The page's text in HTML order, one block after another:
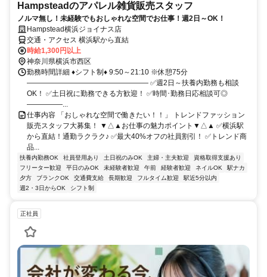
Hampsteadのアパレル雑貨販売スタッフ
ノルマ無し！未経験でもおしゃれな空間でお仕事！週2日～OK！
Hampstead横浜ジョイナス店
交通・アクセス 横浜駅から直結
時給1,300円以上
神奈川県横浜市西区
勤務時間詳細 ♦シフト制♦ 9:50～21:10 ※休憩75分
――――――――――――――――― ✅週2日～扶養内勤務も相談
OK！ ✅土日祝に勤務できる方歓迎！ ✅時間･勤務日応相談可◎
―――――...
仕事内容 「おしゃれな空間で働きたい！！」 トレンドファッション
販売スタッフ大募集！ ▼△▲お仕事の魅力ポイント▼△▲ ✅横浜駅
から直結！通勤ラクラク♪ ✅最大40%オフの社員割引！ ✅トレンド商
品...
扶養内勤務OK 社員登用あり 土日祝のみOK 主婦・主夫歓迎
資格取得支援あり
フリーター歓迎
平日のみOK 未経験者歓迎 午前 経験者歓迎 ネイルOK
駅ナカ
夕方
ブランクOK 交通費支給 長期歓迎 フルタイム歓迎
駅近5分以内
週2・3日からOK
シフト制
正社員